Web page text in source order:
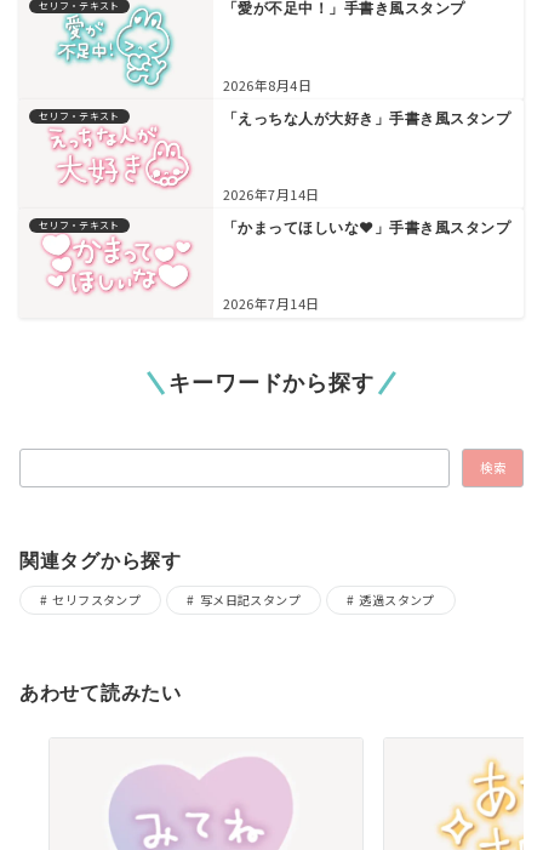
セリフ・テキスト 「愛が不足中！」手書き風スタンプ
2026年8月4日
セリフ・テキスト 「えっちな人が大好き」手書き風スタンプ
2026年7月14日
セリフ・テキスト 「かまってほしいな♥」手書き風スタンプ
2026年7月14日
キーワードから探す
検索 検索
関連タグから探す
セリフスタンプ 写メ日記スタンプ 透過スタンプ
あわせて読みたい